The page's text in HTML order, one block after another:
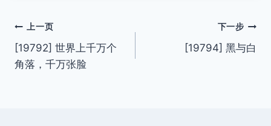
文
章
上一页
[19792] 世界上千万个
角落，千万张脸
下一步
[19794] 黑与白